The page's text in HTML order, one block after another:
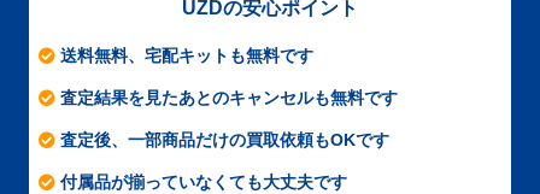
UZDの安心ポイント
送料無料、宅配キットも無料です
査定結果を見たあとのキャンセルも無料です
査定後、一部商品だけの買取依頼もOKです
付属品が揃っていなくても大丈夫です